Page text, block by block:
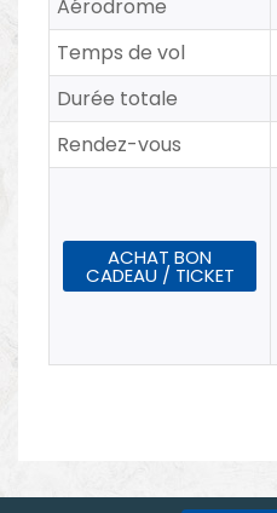
Aérodrome
Temps de vol
Durée totale
Rendez-vous
ACHAT BON
CADEAU / TICKET